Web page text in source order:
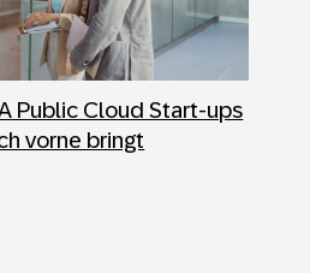
Public Cloud Start-ups
vorne bringt